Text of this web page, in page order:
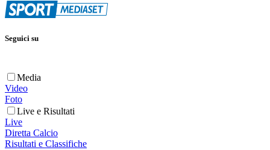
Seguici su
Media
Video
Foto
Live e Risultati
Live
Diretta Calcio
Risultati e Classifiche